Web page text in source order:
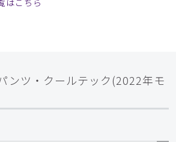
はこちら
ンツ・クールテック(2022年モ